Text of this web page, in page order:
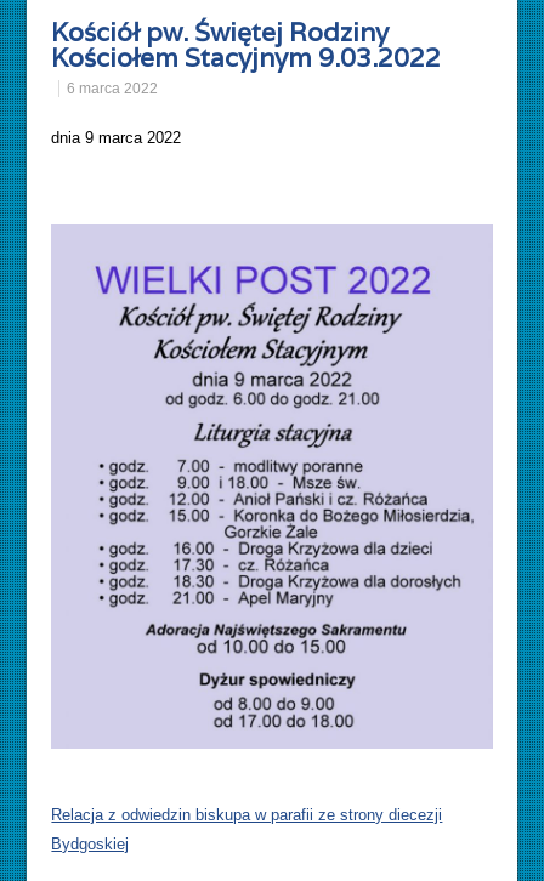
Kościół pw. Świętej Rodziny
Kościołem Stacyjnym 9.03.2022
6 marca 2022
dnia 9 marca 2022
Relacja z odwiedzin biskupa w parafii ze strony diecezji
Bydgoskiej